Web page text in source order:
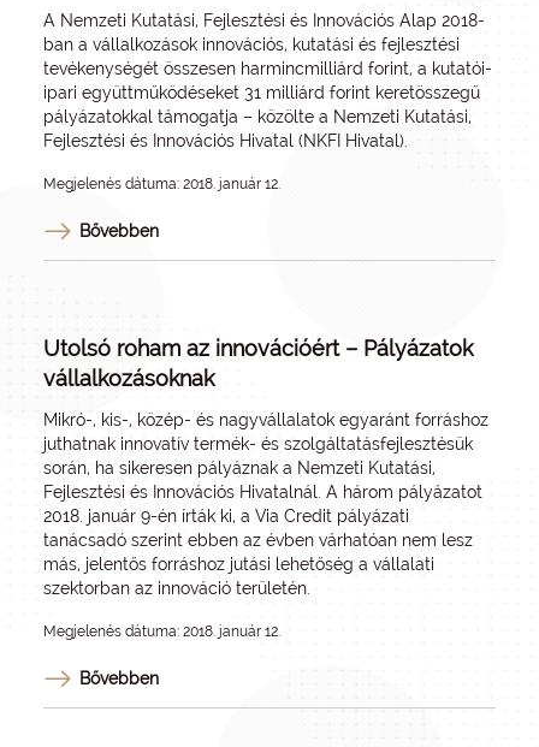
A Nemzeti Kutatási, Fejlesztési és Innovációs Alap 2018-
ban a vállalkozások innovációs, kutatási és fejlesztési
tevékenységét összesen harmincmilliárd forint, a kutatói-
ipari együttműködéseket 31 milliárd forint keretösszegű
pályázatokkal támogatja – közölte a Nemzeti Kutatási,
Fejlesztési és Innovációs Hivatal (NKFI Hivatal).
Megjelenés dátuma: 2018. január 12.
Bővebben
Utolsó roham az innovációért – Pályázatok
vállalkozásoknak
Mikró-, kis-, közép- és nagyvállalatok egyaránt forráshoz
juthatnak innovatív termék- és szolgáltatásfejlesztésük
során, ha sikeresen pályáznak a Nemzeti Kutatási,
Fejlesztési és Innovációs Hivatalnál. A három pályázatot
2018. január 9-én írták ki, a Via Credit pályázati
tanácsadó szerint ebben az évben várhatóan nem lesz
más, jelentős forráshoz jutási lehetőség a vállalati
szektorban az innováció területén.
Megjelenés dátuma: 2018. január 12.
Bővebben